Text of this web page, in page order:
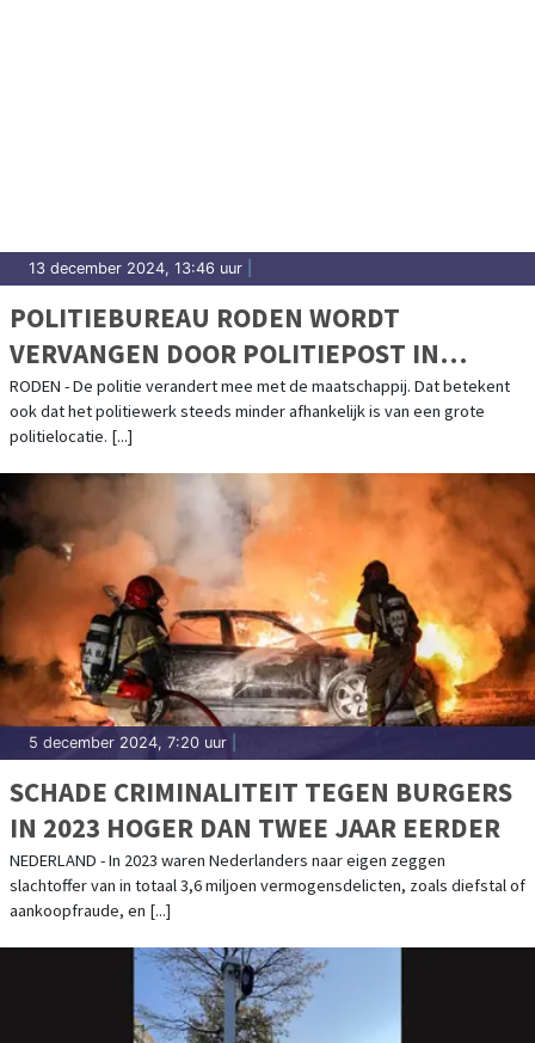
13 december 2024, 13:46 uur
POLITIEBUREAU RODEN WORDT
VERVANGEN DOOR POLITIEPOST IN
GEMEENTEHUIS
RODEN - De politie verandert mee met de maatschappij. Dat betekent
ook dat het politiewerk steeds minder afhankelijk is van een grote
politielocatie. [...]
5 december 2024, 7:20 uur
SCHADE CRIMINALITEIT TEGEN BURGERS
IN 2023 HOGER DAN TWEE JAAR EERDER
NEDERLAND - In 2023 waren Nederlanders naar eigen zeggen
slachtoffer van in totaal 3,6 miljoen vermogensdelicten, zoals diefstal of
aankoopfraude, en [...]